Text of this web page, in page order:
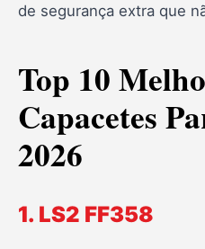
de segurança extra que
Top 10
Capacetes
2026
1. LS2 FF358